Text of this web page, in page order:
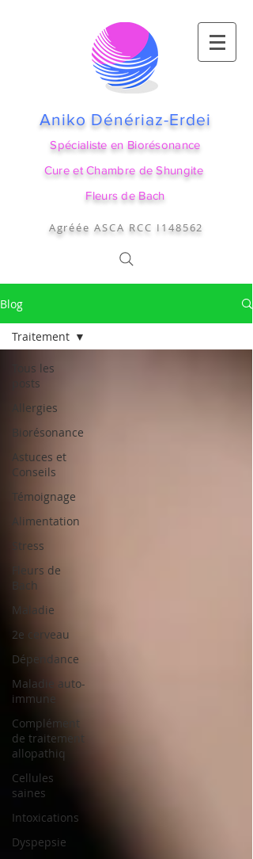
Aniko Dénériaz-Erdei
Spécialiste en Biorésonance
Cure et Chambre de Shungite
Fleurs de Bach
Agréée ASCA RCC I148562
Blog
Tous les
posts
Allergies
Biorésonance
Astuces et
Conseils
Témoignage
Alimentation
Stress
Fleurs de
Bach
Maladie
2e cerveau
Dépendance
Maladie auto-
immune
Complément
de traitement
allopathiq
Cellules
saines
Intoxications
Dyspepsie
Traitement